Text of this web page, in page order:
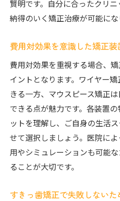
賢明です。自分に合ったクリニ
納得のいく矯正治療が可能にな
費用対効果を意識した矯正
費用対効果を重視する場合、
イントとなります。ワイヤー
きる一方、マウスピース矯正
できる点が魅力です。各装置
ットを理解し、ご自身の生活
せて選択しましょう。医院に
用やシミュレーションも可能
ることが大切です。
すきっ歯矯正で失敗しない